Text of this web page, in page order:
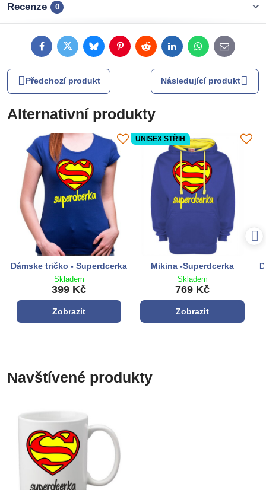
Recenze 0
FacebookTwitterBlueskyPinterestRedditLinkedInWhatsApp
E-
mail
Předchozí produkt Následující produkt
Alternativní produkty
Dámske tričko - Superdcerka
Skladem
399 Kč
Zobrazit
UNISEX STŘIH
Mikina -Superdcerka
Skladem
769 Kč
Zobrazit
Navštívené produkty